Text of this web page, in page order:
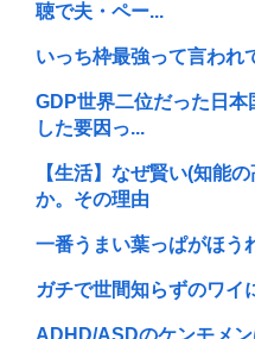
聴で夫・ペー...
いっち枠最強って言われ
GDP世界二位だった日
した要因っ...
【生活】なぜ賢い(知能
か。その理由
一番うまい葉っぱがほう
ガチで世間知らずのワイ